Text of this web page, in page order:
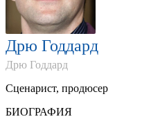
Дрю Годдард
Дрю Годдард
Cценарист, продюсер
БИОГРАФИЯ